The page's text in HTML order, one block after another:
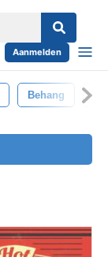
Aanmelden
Behang